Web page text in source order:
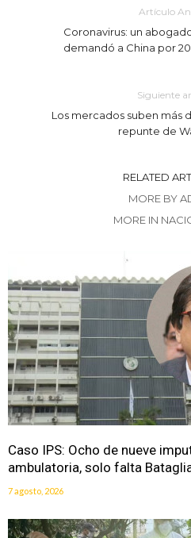
Artículo
Coronavirus: un
demandó a China por
Siguiente
Los mercados suben más
repunte de
RELATED
MORE BY
MORE IN
Caso IPS: Ocho de nueve
ambulatoria, solo falta
7 agosto, 2026